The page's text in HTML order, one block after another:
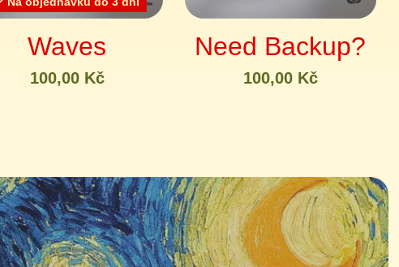
Waves
100,00 Kč
Need Backup?
100,00 Kč